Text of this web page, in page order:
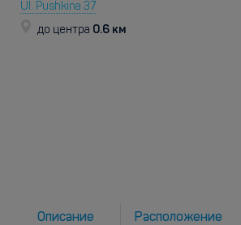
Ul. Pushkina 37
до центра 0.6 км
Описание Расположение